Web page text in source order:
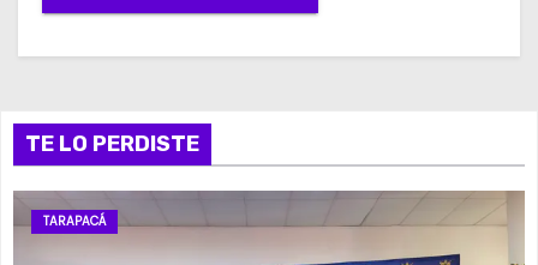
TE LO PERDISTE
TARAPACÁ